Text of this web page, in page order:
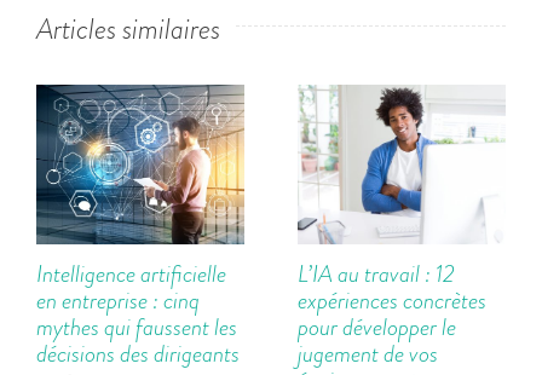
Articles similaires
Intelligence artificielle
en entreprise : cinq
mythes qui faussent les
décisions des dirigeants
L’IA au travail : 12
expériences concrètes
pour développer le
jugement de vos